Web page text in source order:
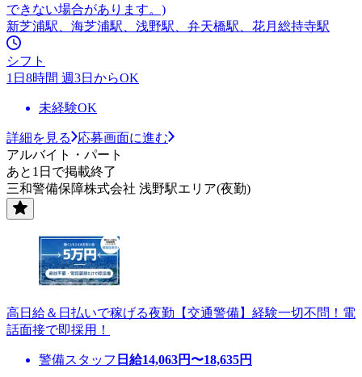
できない場合があります。)
新芝浦駅、海芝浦駅、浅野駅、弁天橋駅、花月総持寺駅
シフト
1日8時間 週3日からOK
未経験OK
詳細を見る
応募画面に進む
アルバイト・パート
あと1日で掲載終了
三和警備保障株式会社 浅野駅エリア(夜勤)
高日給＆日払いで稼げる夜勤【交通警備】経験一切不問！電
話面接で即採用！
警備スタッフ 日給14,063円〜18,635円